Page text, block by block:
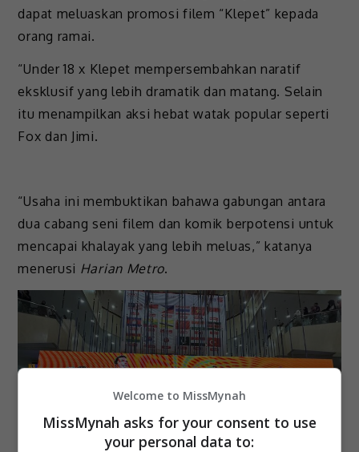
dapat meluaskan promosi filem “Klepet” kepada
orang ramai.
“Under 18 x Klepet mempersembahkan naratif
eksklusif yang lebih dramatik dan matang. Selain
itu menampilkan aksi hebat watak popular seperti
Fox dan Jimi.
“Usaha ini membuktikan bahawa gabungan antara
dua cabang seni filem dan komik berpotensi untuk
mencapai khalayak yang lebih meluas,” katanya
menerusi Harian Metro.
Welcome to MissMynah
MissMynah asks for your consent to use
your personal data to: